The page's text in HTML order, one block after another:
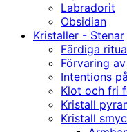
Labradorit
Obsidian
Kristaller - Stenar
Färdiga
Förvaring
Intentions
Klot och fri
Kristall
Kristall